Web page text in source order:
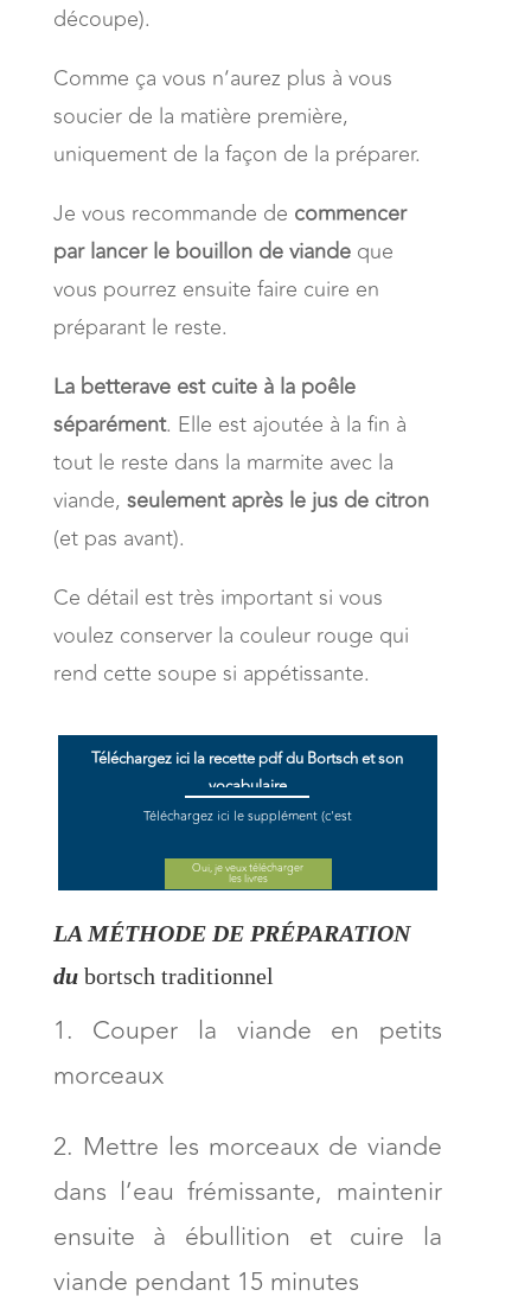
découpe).
Comme ça vous n’aurez plus à vous
soucier de la matière première,
uniquement de la façon de la préparer.
Je vous recommande de commencer
par lancer le bouillon de viandeque
vous pourrez ensuite faire cuire en
préparant le reste.
La betterave est cuite à la poêle
séparément. Elle est ajoutée à la fin à
tout le reste dans la marmite avec la
viande, seulement après le jus de citron
(et pas avant).
Ce détail est très important si vous
voulez conserver la couleur rouge qui
rend cette soupe si appétissante.
Téléchargez ici la recette pdf du Bortsch et son
vocabulaire
Téléchargez ici le supplément (c'est
Oui, je veux télécharger
les livres
LA MÉTHODE DE PRÉPARATION
du bortsch traditionnel
Couper la viande en petits
morceaux
Mettre les morceaux de viande
dans l’eau frémissante, maintenir
ensuite à ébullition et cuire la
viande pendant 15 minutes